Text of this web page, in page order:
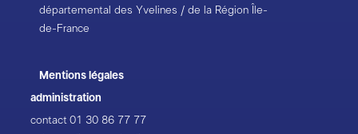
départemental des Yvelines / de la Région Île-
de-France
Mentions légales
administration
contact01 30 86 77 77